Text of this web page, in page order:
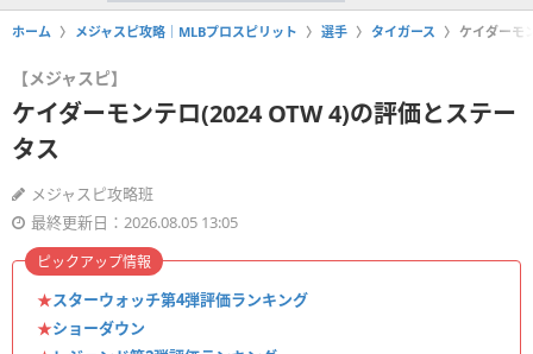
ホーム メジャスピ攻略｜MLBプロスピリット 選手 タイガース ケイダーモ
【メジャスピ】
ケイダーモンテロ(2024 OTW 4)の評価とステー
タス
メジャスピ攻略班
最終更新日：2026.08.05 13:05
★スターウォッチ第4弾評価ランキング
★ショーダウン
ピックアップ情報